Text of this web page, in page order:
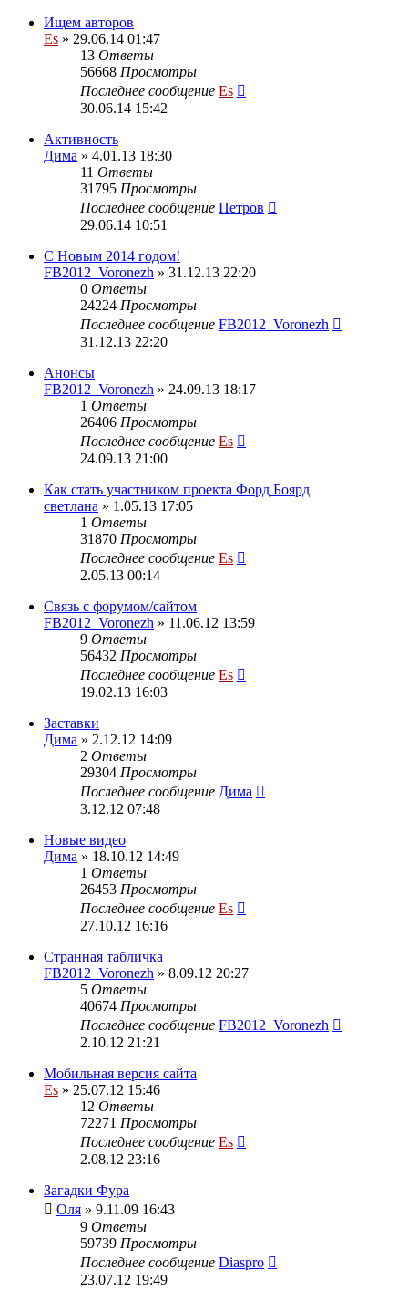
Ищем авторов
Es » 29.06.14 01:47
13 Ответы
56668 Просмотры
Последнее сообщение Es
30.06.14 15:42
Активность
Дима » 4.01.13 18:30
11 Ответы
31795 Просмотры
Последнее сообщение Петров
29.06.14 10:51
С Новым 2014 годом!
FB2012_Voronezh » 31.12.13 22:20
0 Ответы
24224 Просмотры
Последнее сообщение FB2012_Voronezh
31.12.13 22:20
Анонсы
FB2012_Voronezh » 24.09.13 18:17
1 Ответы
26406 Просмотры
Последнее сообщение Es
24.09.13 21:00
Как стать участником проекта Форд Боярд
светлана » 1.05.13 17:05
1 Ответы
31870 Просмотры
Последнее сообщение Es
2.05.13 00:14
Cвязь с форумом/сайтом
FB2012_Voronezh » 11.06.12 13:59
9 Ответы
56432 Просмотры
Последнее сообщение Es
19.02.13 16:03
Заставки
Дима » 2.12.12 14:09
2 Ответы
29304 Просмотры
Последнее сообщение Дима
3.12.12 07:48
Новые видео
Дима » 18.10.12 14:49
1 Ответы
26453 Просмотры
Последнее сообщение Es
27.10.12 16:16
Странная табличка
FB2012_Voronezh » 8.09.12 20:27
5 Ответы
40674 Просмотры
Последнее сообщение FB2012_Voronezh
2.10.12 21:21
Мобильная версия сайта
Es » 25.07.12 15:46
12 Ответы
72271 Просмотры
Последнее сообщение Es
2.08.12 23:16
Загадки Фура
Оля » 9.11.09 16:43
9 Ответы
59739 Просмотры
Последнее сообщение Diaspro
23.07.12 19:49